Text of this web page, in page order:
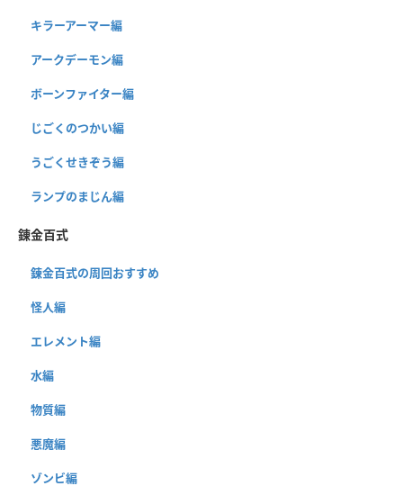
キラーアーマー編
アークデーモン編
ボーンファイター編
じごくのつかい編
うごくせきぞう編
ランプのまじん編
錬金百式
錬金百式の周回おすすめ
怪人編
エレメント編
水編
物質編
悪魔編
ゾンビ編